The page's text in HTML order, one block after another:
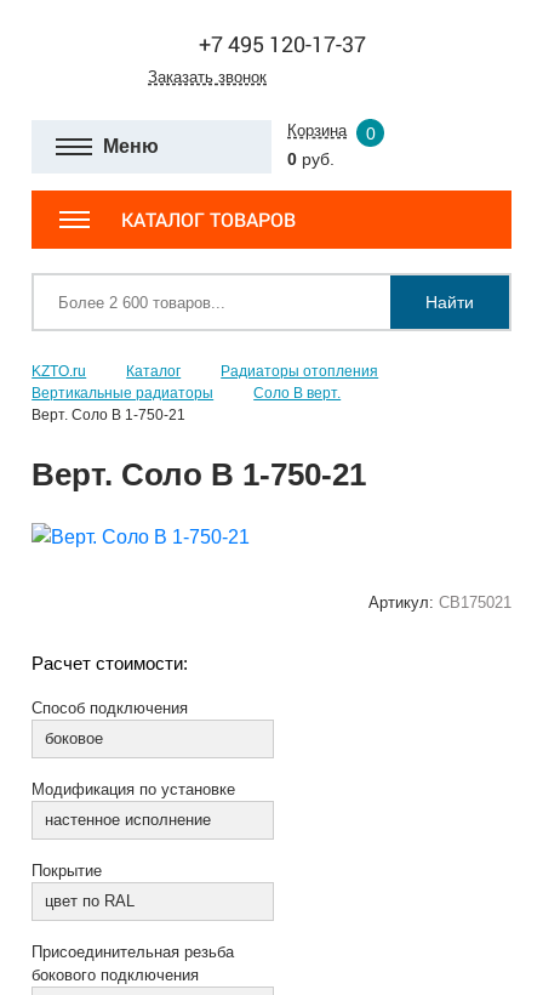
+7 495 120-17-37
Заказать звонок
Меню
Корзина
0
0 руб.
КАТАЛОГ ТОВАРОВ
Найти
KZTO.ru Каталог
Радиаторы отопления
Вертикальные радиаторы
Соло В верт.
Верт. Соло В 1-750-21
Верт. Соло В 1-750-21
Артикул: СВ175021
Расчет стоимости:
Способ подключения
боковое
Модификация по установке
настенное исполнение
Покрытие
цвет по RAL
Присоединительная резьба
бокового подключения